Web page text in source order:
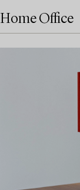
Home Office